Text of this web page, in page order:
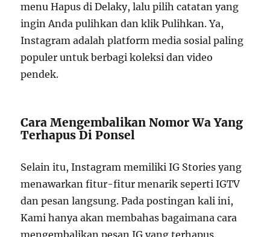
menu Hapus di Delaky, lalu pilih catatan yang
ingin Anda pulihkan dan klik Pulihkan. Ya,
Instagram adalah platform media sosial paling
populer untuk berbagi koleksi dan video
pendek.
Cara Mengembalikan Nomor Wa Yang
Terhapus Di Ponsel
Selain itu, Instagram memiliki IG Stories yang
menawarkan fitur-fitur menarik seperti IGTV
dan pesan langsung. Pada postingan kali ini,
Kami hanya akan membahas bagaimana cara
mengembalikan pesan IG yang terhapus.